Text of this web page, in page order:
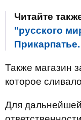
Читайте
"русского
Также магазин
которое
Для